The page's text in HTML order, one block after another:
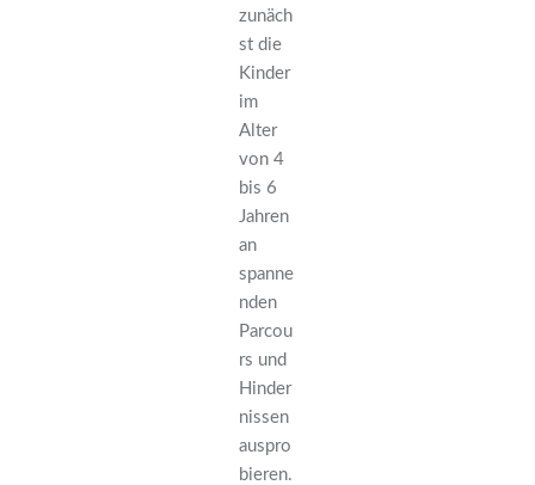
zunäch
st die
Kinder
im
Alter
von 4
bis 6
Jahren
an
spanne
nden
Parcou
rs und
Hinder
nissen
auspro
bieren.